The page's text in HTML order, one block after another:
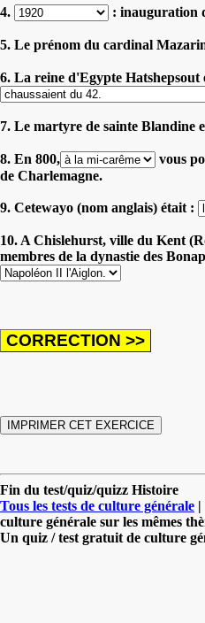
4. : inauguration
5. Le prénom du cardinal
6. La reine d'Egypte
7. Le martyre de sainte Blandine
8. En 800,
vous
de Charlemagne.
9. Cetewayo (nom anglais) était :
10. A Chislehurst, ville du Kent
membres de la dynastie des
Fin du test/quiz/quizz Histoire
Tous les tests de culture générale |
culture générale sur les mêmes
Un quiz / test gratuit de culture